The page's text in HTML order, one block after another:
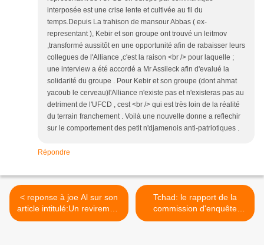
interposée est une crise lente et cultivée au fil du
temps.Depuis La trahison de mansour Abbas ( ex-
representant ), Kebir et son groupe ont trouvé un leitmov
,transformé aussitôt en une opportunité afin de rabaisser leurs
collegues de l'Alliance ,c'est la raison <br /> pour laquelle ;
une interview a été accordé a Mr Assileck afin d'evalué la
solidarité du groupe . Pour Kebir et son groupe (dont ahmat
yacoub le cerveau)l'Alliance n'existe pas et n'existeras pas au
detriment de l'UFCD , cest <br /> qui est très loin de la réalité
du terrain franchement . Voilà une nouvelle donne a reflechir
sur le comportement des petit n'djamenois anti-patriotiques .
Répondre
< reponse à joe Al sur son
article intitulé:Un revirement
? Une reconnaissance que
Tchad: le rapport de la
commission d'enquête
rendu public cette semaine